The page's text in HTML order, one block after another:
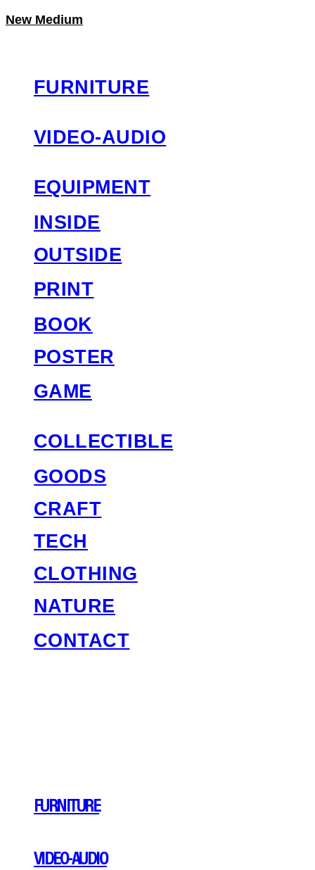
New Medium
FURNITURE
VIDEO-AUDIO
EQUIPMENT
INSIDE
OUTSIDE
PRINT
BOOK
POSTER
GAME
COLLECTIBLE
GOODS
CRAFT
TECH
CLOTHING
NATURE
CONTACT
FURNITURE
VIDEO-AUDIO